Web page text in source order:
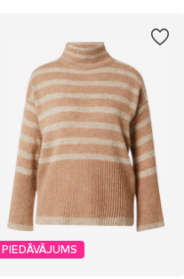
PIEDĀVĀJUMS